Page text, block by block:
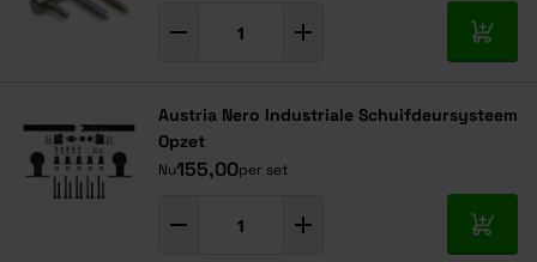
In
Austria Nero Industriale Schuifdeursysteem
Opzet
Nu155,00per set
In